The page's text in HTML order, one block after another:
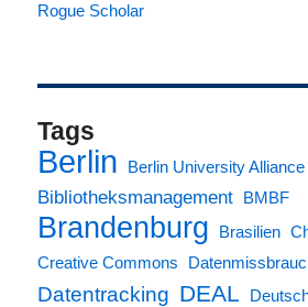
Rogue Scholar
Tags
Berlin Berlin University Alliance
Bibliotheksmanagement BMBF
Brandenburg Brasilien
Creative Commons
Datentracking DEAL